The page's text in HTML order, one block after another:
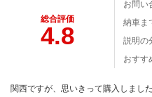
総合評価
4.8
お問い
納車ま
説明の
おすす
関西ですが、思いきって購入しまし